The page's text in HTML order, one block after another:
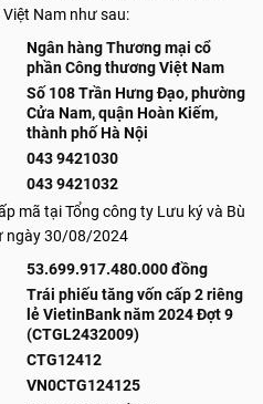
Nam như sau:
Ngân hàng Thương mại cổ
phần Công thương Việt Nam
Số 108 Trần Hưng Đạo, phường
Cửa Nam, quận Hoàn Kiếm,
thành phố Hà Nội
043 9421030
043 9421032
mã tại Tổng công ty Lưu ký và Bù
ngày 30/08/2024
53.699.917.480.000 đồng
Trái phiếu tăng vốn cấp 2 riêng
lẻ VietinBank năm 2024 Đợt 9
(CTGL2432009)
CTG12412
VN0CTG124125